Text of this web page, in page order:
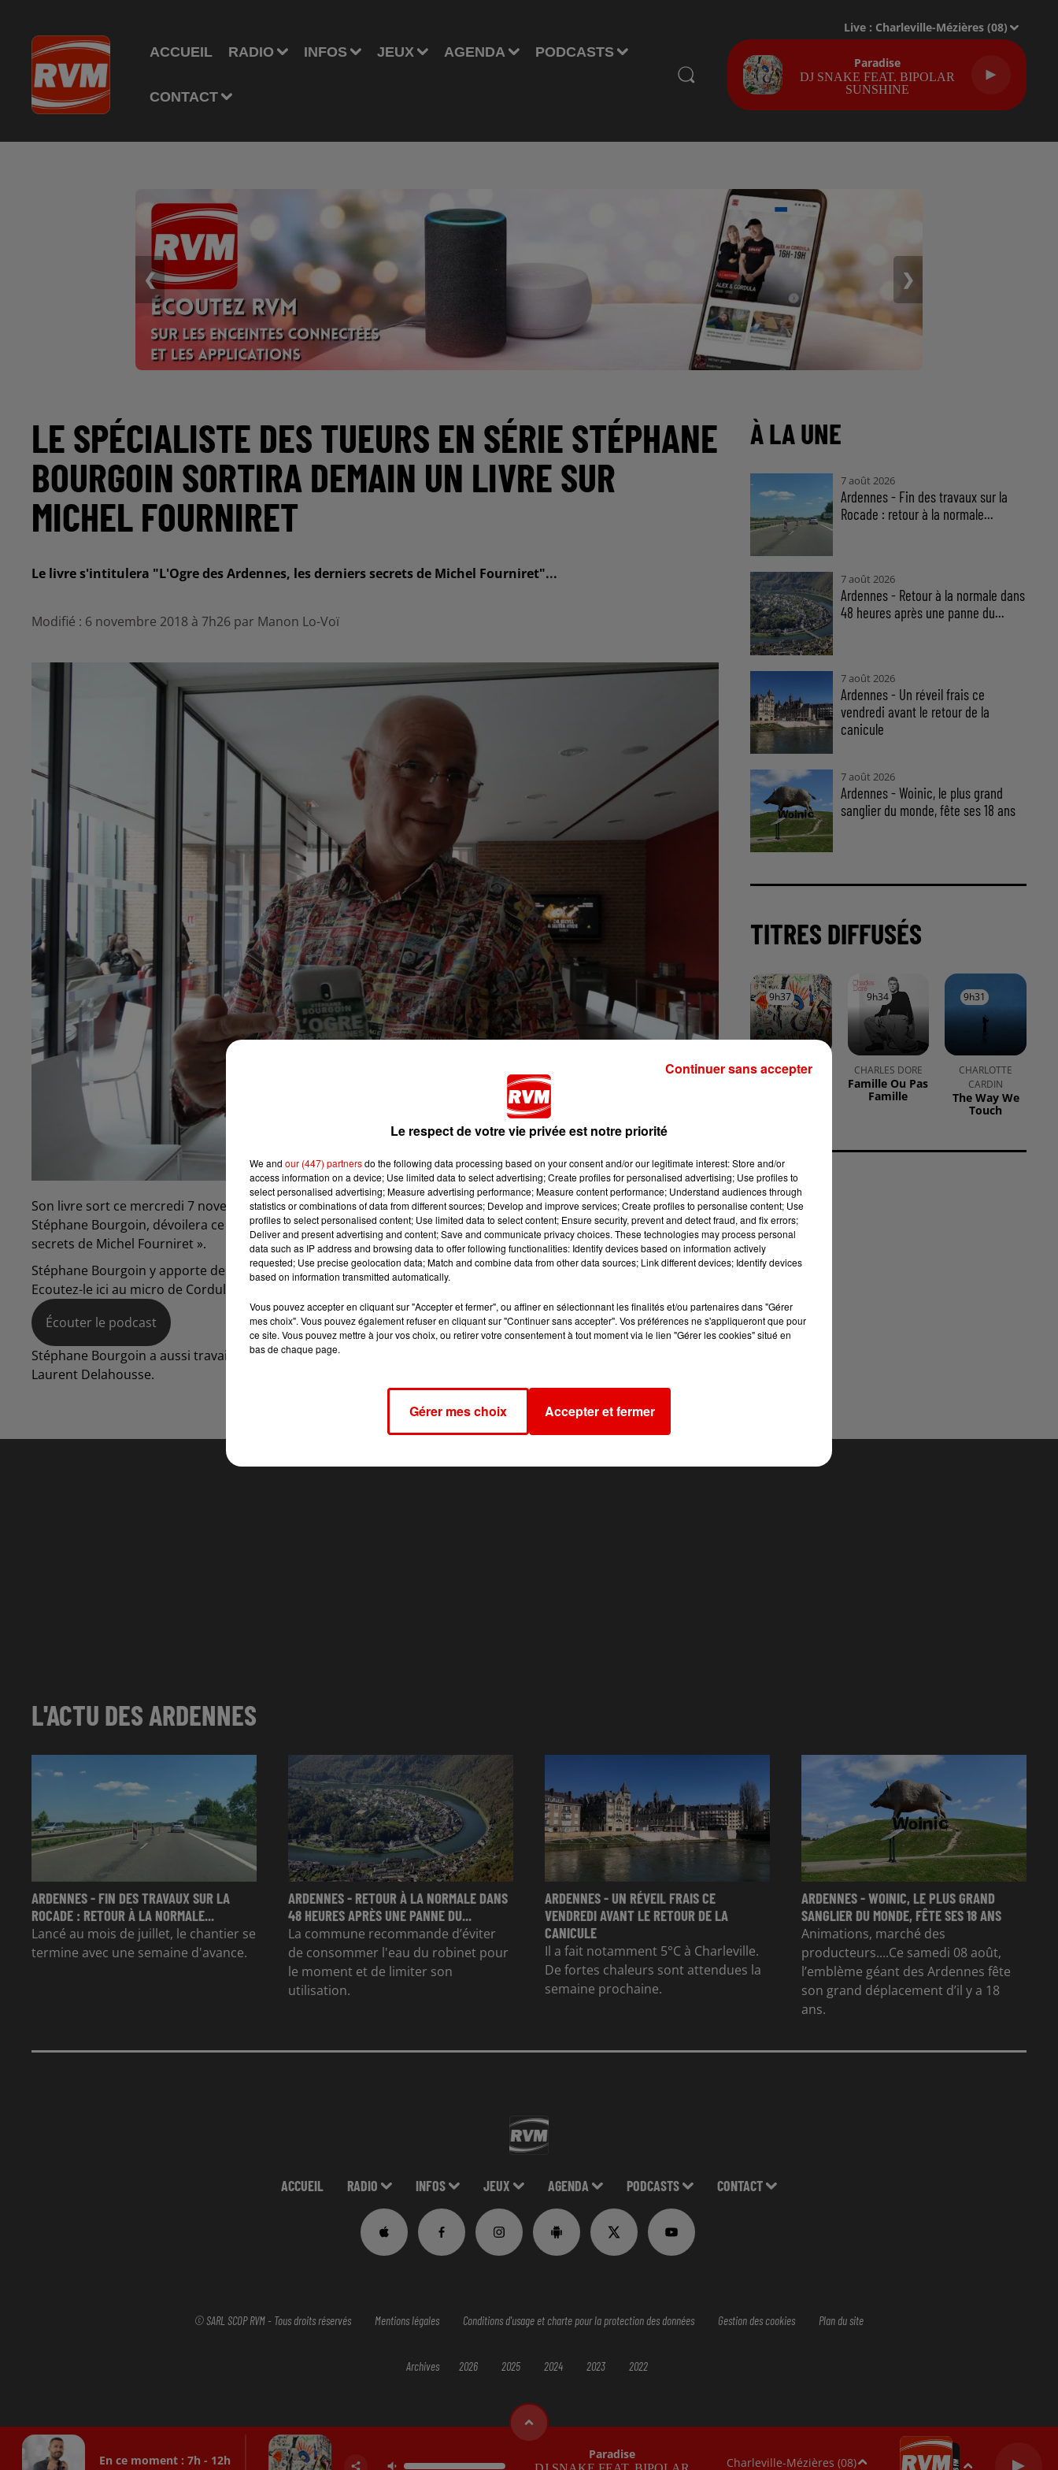
ACCUEIL RADIO INFOS JEUX AGENDA PODCASTS
CONTACT
Live : Charleville-Mézières (08)
Paradise
DJ SNAKE FEAT. BIPOLAR
SUNSHINE
❮ ❯
LE SPÉCIALISTE DES TUEURS EN SÉRIE STÉPHANE
BOURGOIN SORTIRA DEMAIN UN LIVRE SUR
MICHEL FOURNIRET
Le livre s'intitulera "L'Ogre des Ardennes, les derniers secrets de Michel Fourniret"...
Modifié : 6 novembre 2018 à 7h26 par Manon Lo-Voï
Son livre sort ce mercredi 7 novembre. Le spécialiste français des tueurs en série et auteur de best-sellers,
Stéphane Bourgoin, dévoilera ce mercredi 7 novembre son 58ème livre, intitulé « L’Ogre des Ardennes, les derniers
secrets de Michel Fourniret ».
Stéphane Bourgoin y apporte des éléments nouveaux, alors que plusieurs procès devraient encore se tenir.
Ecoutez-le ici au micro de Cordula Mullerke :
Écouter le podcast
Stéphane Bourgoin a aussi travaillé avec France 2 pour la réalisation d’un documentaire qui sera présenté par
Laurent Delahousse.
À LA UNE
7 août 2026
Ardennes - Fin des travaux sur la
Rocade : retour à la normale...
7 août 2026
Ardennes - Retour à la normale dans
48 heures après une panne du...
7 août 2026
Ardennes - Un réveil frais ce
vendredi avant le retour de la
canicule
7 août 2026
Ardennes - Woinic, le plus grand
sanglier du monde, fête ses 18 ans
TITRES DIFFUSÉS
9h37
9h37
DJ SNAKE FEAT.
9h34
9h34
CHARLES DORE
Famille Ou Pas
Famille
9h31
9h31
CHARLOTTE
CARDIN
The Way We
Touch
L'ACTU DES ARDENNES
ARDENNES - FIN DES TRAVAUX SUR LA
ROCADE : RETOUR À LA NORMALE...
Lancé au mois de juillet, le chantier se
termine avec une semaine d'avance.
ARDENNES - RETOUR À LA NORMALE DANS
48 HEURES APRÈS UNE PANNE DU...
La commune recommande d’éviter
de consommer l'eau du robinet pour
le moment et de limiter son
utilisation.
ARDENNES - UN RÉVEIL FRAIS CE
VENDREDI AVANT LE RETOUR DE LA
CANICULE
Il a fait notamment 5°C à Charleville.
De fortes chaleurs sont attendues la
semaine prochaine.
ARDENNES - WOINIC, LE PLUS GRAND
SANGLIER DU MONDE, FÊTE SES 18 ANS
Animations, marché des
producteurs....Ce samedi 08 août,
l’emblème géant des Ardennes fête
son grand déplacement d’il y a 18
ans.
ACCUEIL RADIO INFOS JEUX AGENDA PODCASTS CONTACT
En ce moment : 7h - 12h Paradise
Charleville-Mézières (08)
© SARL SCOP RVM - Tous droits réservés Mentions légales Conditions d'usage et charte pour la protection des données Gestion des cookies Plan du site
Archives 2026 2025 2024 2023 2022
Le respect de votre vie privée est notre priorité
We and our (447) partnersdo the following data processing based on your consent and/or our legitimate interest: Store and/or
access information on a device; Use limited data to select advertising; Create profiles for personalised advertising; Use profiles to
select personalised advertising; Measure advertising performance; Measure content performance; Understand audiences through
statistics or combinations of data from different sources; Develop and improve services; Create profiles to personalise content; Use
profiles to select personalised content; Use limited data to select content; Ensure security, prevent and detect fraud, and fix errors;
Deliver and present advertising and content; Save and communicate privacy choices. These technologies may process personal
data such as IP address and browsing data to offer following functionalities: Identify devices based on information actively
requested; Use precise geolocation data; Match and combine data from other data sources; Link different devices; Identify devices
based on information transmitted automatically.
Vous pouvez accepter en cliquant sur "Accepter et fermer", ou affiner en sélectionnant les finalités et/ou partenaires dans "Gérer
mes choix". Vous pouvez également refuser en cliquant sur "Continuer sans accepter". Vos préférences ne s'appliqueront que pour
ce site. Vous pouvez mettre à jour vos choix, ou retirer votre consentement à tout moment via le lien "Gérer les cookies" situé en
bas de chaque page.
Gérer mes choix Accepter et fermer
Continuer sans accepter